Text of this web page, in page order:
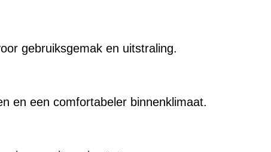
gebruiksgemak en uitstraling.
en een comfortabeler binnenklimaat.